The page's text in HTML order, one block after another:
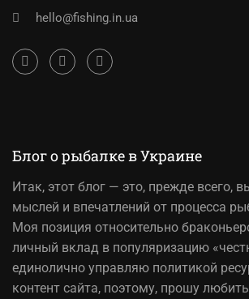
hello@fishing.in.ua
Блог о рыбалке в Украине
Итак, этот блог — это, прежде всего,
мыслей и впечатлений от процесса
Моя позиция относительно
личный вклад в популяризацию
единолично управляю политикой
контент сайта, поэтому, прошу